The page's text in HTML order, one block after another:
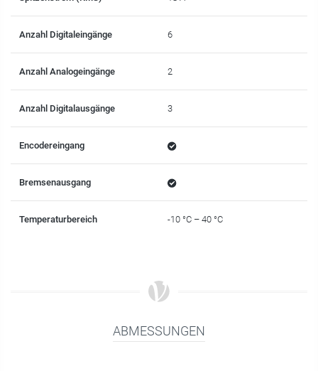
Anzahl Digitaleingänge 6
Anzahl Analogeingänge 2
Anzahl Digitalausgänge 3
Encodereingang
Bremsenausgang
Temperaturbereich -10 °C – 40 °C
ABMESSUNGEN